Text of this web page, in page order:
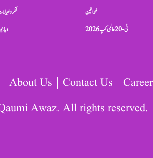
فکر و
خواتین
ٹی-20 عالمی کپ 2026
About Us Contact Us Career
Awaz. All rights reserved.